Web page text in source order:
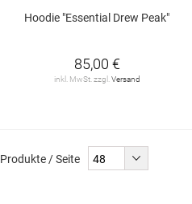
Hoodie "Essential Drew Peak"
85,00 €
inkl. MwSt. zzgl. Versand
Produkte / Seite